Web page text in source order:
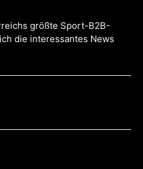
größte Sport-B2B-
die interessantes News